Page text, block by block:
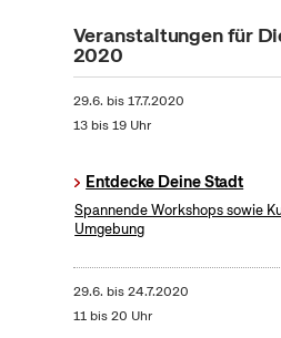
Veranstaltungen für
2020
29.6. bis17.7.2020
13 bis 19 Uhr
Entdecke Deine Stadt
Spannende Workshops sowie
Umgebung
29.6. bis24.7.2020
11 bis 20 Uhr